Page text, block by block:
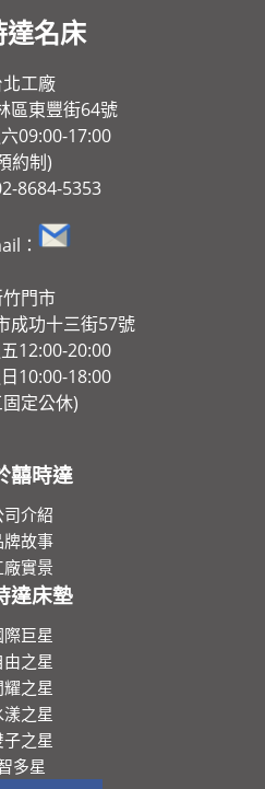
達名床
工廠
區東豐街64號
09:00-17:00
約制)
8684-5353
：
門市
成功十三街57號
12:00-20:00
10:00-18:00
定公休)
囍時達
司介紹
牌故事
廠實景
達床墊
際巨星
由之星
耀之星
漾之星
子之星
多星